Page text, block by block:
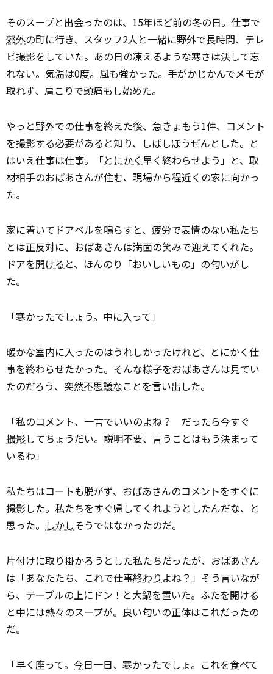
そのスープと出会ったのは、15年ほど前の冬の日。仕事で
郊外の町に行き、スタッフ2人と一緒に野外で長時間、テレ
ビ撮影をしていた。あの日の凍えるような寒さは決して忘
れない。気温は0度。風も強かった。手がかじかんでメモが
取れず、肩こりで頭痛もし始めた。
やっと野外での仕事を終えた後、急きょもう1件、コメント
を撮影する必要があると知り、しばしぼうぜんとした。と
はいえ仕事は仕事。「とにかく 早く終わらせよう」と、取
材相手のおばあさんが住む、現場から程近くの家に向かっ
た。
家に着いてドアベルを鳴らすと、疲労で表情のない私たち
とは正反対に、おばあさんは満面の笑みで迎えてくれた。
ドアを開ける と、ほんのり「おいしいもの」の匂いがし
た。
「寒かったでしょう。中に入って」
暖かな室内に入ったのはうれしかったけれど、とにかく仕
事を終わらせたかった。そんな様子をおばあさんは見てい
たのだろう、突然不思議なことを言い出した。
「私のコメント、一言でいいのよね？ だったら今すぐ
撮影してちょうだい。説明不要、言うことはもう決まって
いるわ」
私たちはコートも脱がず、おばあさんのコメントをすぐに
撮影した。私たちをすぐ帰してくれようとしたんだな、と
思った。 しかしそうではなかったのだ。
片付けに取り掛かろうとした私たちだったが、おばあさん
は「あなたたち、これで仕事終わり よね？」――そう言いなが
ら、テーブルの上にドン！と大鍋を置いた。ふたを開ける
と中には熱々のスープが。良い匂いの正体はこれだったの
だ。
「早く座って。 今日一日、寒かったでしょ。これを食べて